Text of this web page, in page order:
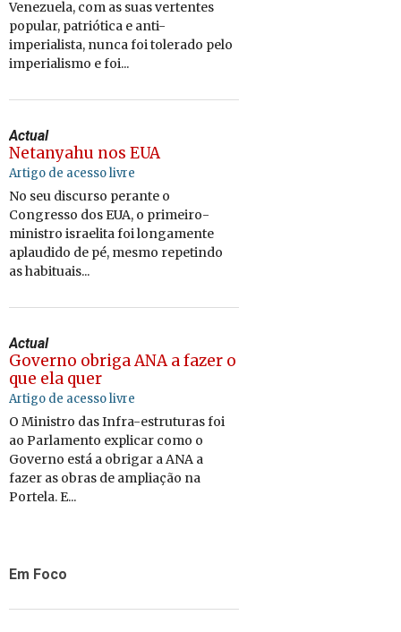
Venezuela, com as suas vertentes
popular, patriótica e anti-
imperialista, nunca foi tolerado pelo
imperialismo e foi...
Actual
Netanyahu nos EUA
Artigo de acesso livre
No seu discurso perante o
Congresso dos EUA, o primeiro-
ministro israelita foi longamente
aplaudido de pé, mesmo repetindo
as habituais...
Actual
Governo obriga ANA a fazer o
que ela quer
Artigo de acesso livre
O Ministro das Infra-estruturas foi
ao Parlamento explicar como o
Governo está a obrigar a ANA a
fazer as obras de ampliação na
Portela. E...
Em Foco